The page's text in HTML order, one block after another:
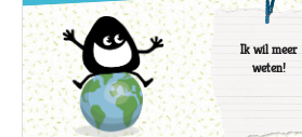
Ik wil meer
weten!